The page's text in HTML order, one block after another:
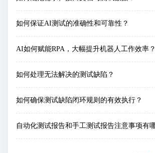
如何保证AI测试的准确性和可靠性？
AI如何赋能RPA，大幅提升机器人工作效率？
如何处理无法解决的测试缺陷？
如何确保测试缺陷闭环规则的有效执行？